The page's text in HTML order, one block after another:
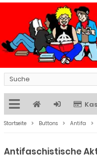
Startseite Buttons Antifa
Antifaschistische